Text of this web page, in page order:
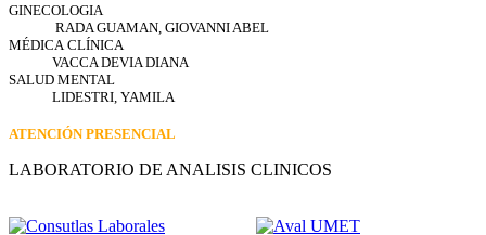
GINECOLOGIA
RADA GUAMAN, GIOVANNI ABEL
MÉDICA CLÍNICA
VACCA DEVIA DIANA
SALUD MENTAL
LIDESTRI, YAMILA
ATENCIÓN PRESENCIAL
LABORATORIO DE ANALISIS CLINICOS